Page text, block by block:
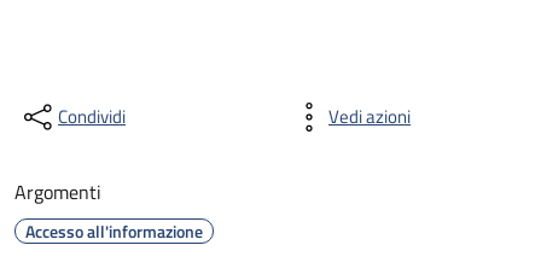
Condividi Vedi azioni
Argomenti
Accesso all'informazione